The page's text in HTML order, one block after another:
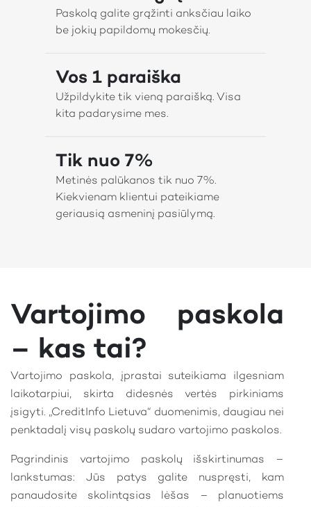
Paskolą galite grąžinti anksčiau laiko
be jokių papildomų mokesčių.
Vos 1 paraiška
Užpildykite tik vieną paraišką. Visa
kita padarysime mes.
Tik nuo 7%
Metinės palūkanos tik nuo 7%.
Kiekvienam klientui pateikiame
geriausią asmeninį pasiūlymą.
Vartojimo paskola
– kas tai?
Vartojimo paskola, įprastai suteikiama ilgesniam
laikotarpiui, skirta didesnės vertės pirkiniams
įsigyti. „CreditInfo Lietuva“ duomenimis, daugiau nei
penktadalį visų paskolų sudaro vartojimo paskolos.
Pagrindinis vartojimo paskolų išskirtinumas –
lankstumas: Jūs patys galite nuspręsti, kam
panaudosite skolintąsias lėšas – planuotiems